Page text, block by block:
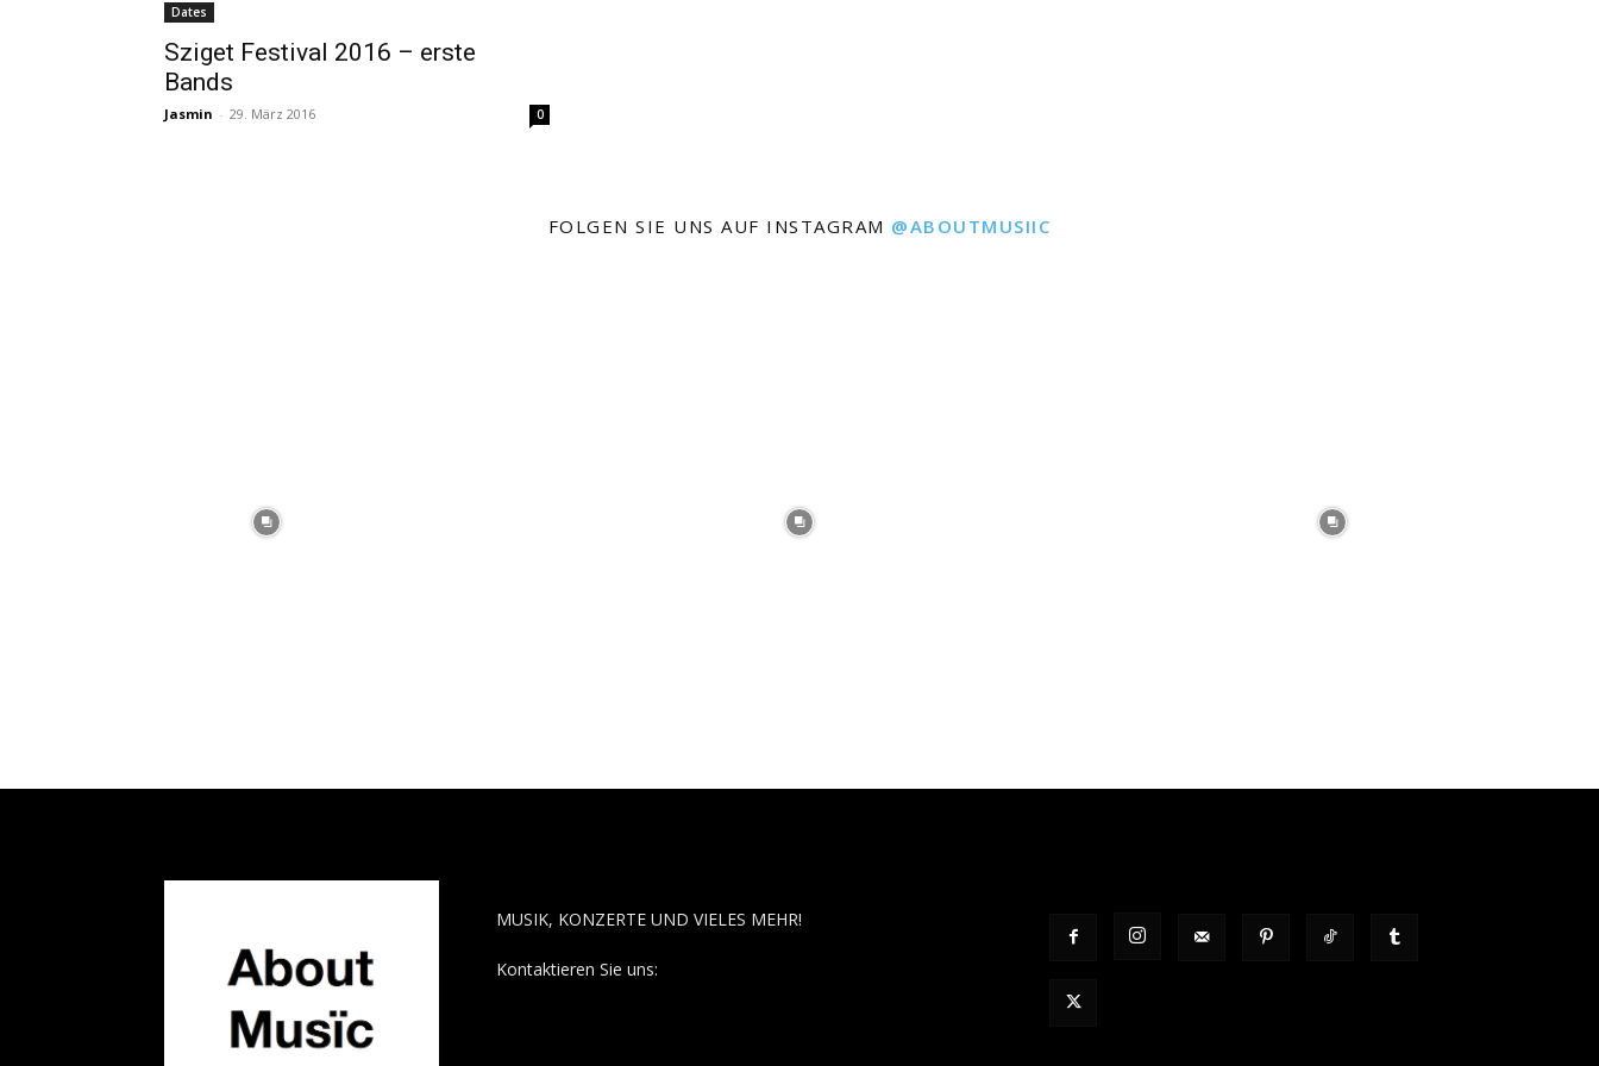
Dates
Sziget Festival 2016 – erste
Bands
Jasmin - 29. März 2016 0
FOLGEN SIE UNS AUF INSTAGRAM @ABOUTMUSIIC
MUSIK, KONZERTE UND VIELES MEHR!
Kontaktieren Sie uns: